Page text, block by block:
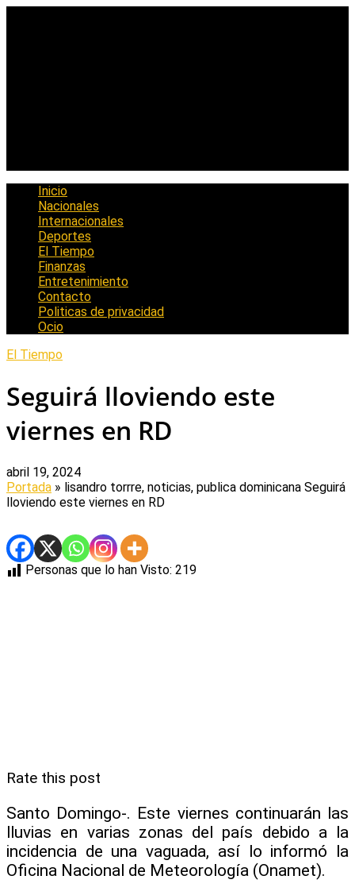
Inicio
Nacionales
Internacionales
Deportes
El Tiempo
Finanzas
Entretenimiento
Contacto
Politicas de privacidad
Ocio
El Tiempo
Seguirá lloviendo este
viernes en RD
abril 19, 2024
Portada » lisandro torrre, noticias, publica dominicana Seguirá
lloviendo este viernes en RD
Personas que lo han Visto: 219
Rate this post
Santo Domingo-. Este viernes continuarán las
lluvias en varias zonas del país debido a la
incidencia de una vaguada, así lo informó la
Oficina Nacional de Meteorología (Onamet).